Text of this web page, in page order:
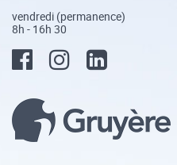
vendredi (permanence)
8h - 16h 30